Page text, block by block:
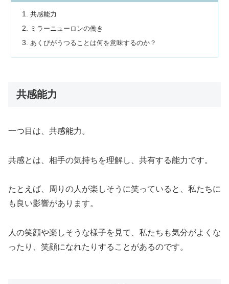
共感能力
ミラーニューロンの働き
あくびがうつることは何を意味するのか？
共感能力
一つ目は、共感能力。
共感とは、相手の気持ちを理解し、共有する能力です。
たとえば、周りの人が楽しそうに笑っていると、私たちに
も良い影響があります。
人の笑顔や楽しそうな様子を見て、私たちも気分がよくな
ったり、笑顔になれたりすることがあるのです。